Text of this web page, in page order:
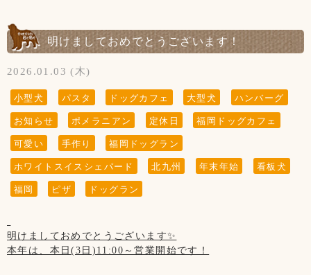
明けましておめでとうございます！
2026.01.03 (木)
小型犬 パスタ ドッグカフェ 大型犬 ハンバーグ
お知らせ ポメラニアン 定休日 福岡ドッグカフェ
可愛い 手作り 福岡ドッグラン
ホワイトスイスシェパード 北九州 年末年始 看板犬
福岡 ピザ ドッグラン
明けましておめでとうございます✨
本年は、本日(3日)11:00～営業開始です！